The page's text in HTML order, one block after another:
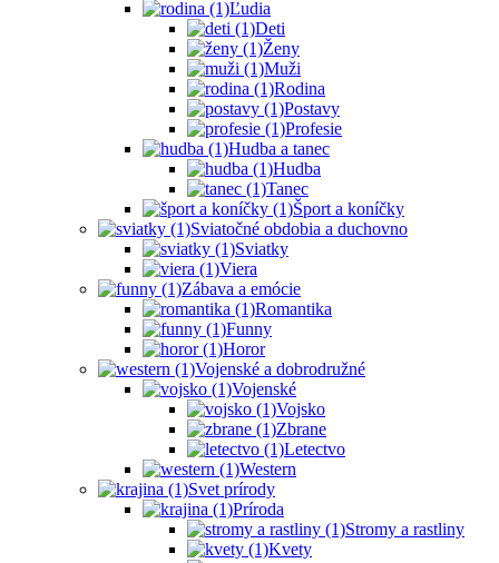
Ľudia
Deti
Ženy
Muži
Rodina
Postavy
Profesie
Hudba a tanec
Hudba
Tanec
Šport a koníčky
Sviatočné obdobia a duchovno
Sviatky
Viera
Zábava a emócie
Romantika
Funny
Horor
Vojenské a dobrodružné
Vojenské
Vojsko
Zbrane
Letectvo
Western
Svet prírody
Príroda
Stromy a rastliny
Kvety